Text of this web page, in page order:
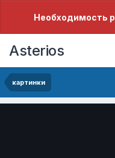
Необходимость
Asterios
картинки